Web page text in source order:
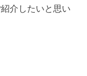
介したいと思い